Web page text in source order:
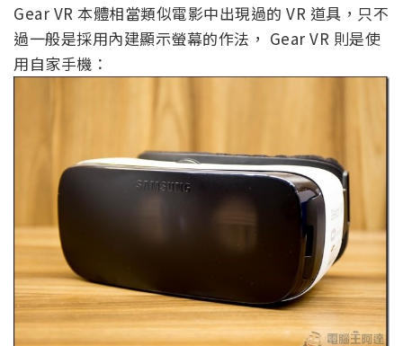
Gear VR 本體相當類似電影中出現過的 VR 道具，只不
過一般是採用內建顯示螢幕的作法， Gear VR 則是使
用自家手機：